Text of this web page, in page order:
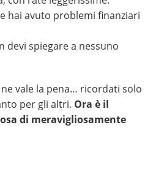
hai avuto problemi finanziari
devi spiegare a nessuno
vale la pena… ricordati solo
per gli altri. Ora è il
di meravigliosamente